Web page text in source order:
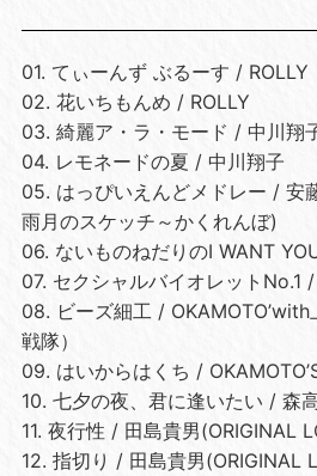
01. てぃーんず ぶるーす / ROLLY
02. 花いちもんめ / ROLLY
03. 綺麗ア・ラ・モード / 中川翔
04. レモネードの夏 / 中川翔子
05. はっぴいえんどメドレー / 安
雨月のスケッチ～かくれんぼ)
06. ないものねだりのI WANT
07. セクシャルバイオレットNo.1 /
08. ビーズ細工 /
戦隊）
09. はいからはくち /
10. 七夕の夜、君に逢いたい / 森
11. 夜行性 / 田島貴男(ORIGINAL
12. 指切り / 田島貴男(ORIGINAL